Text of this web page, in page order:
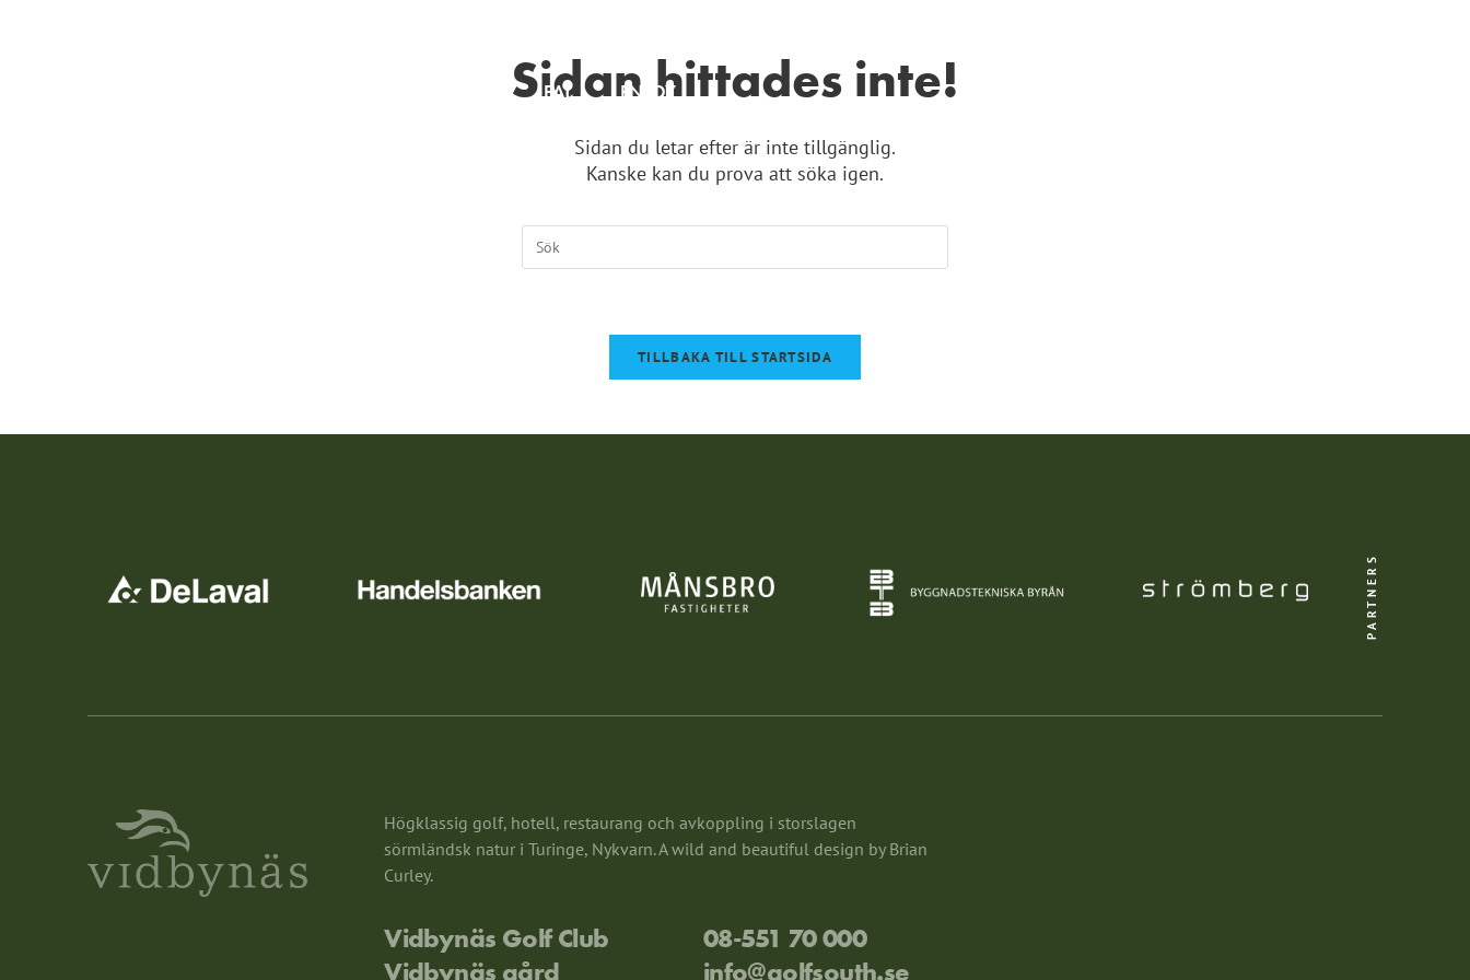
EAT ENJOY
Sidan hittades inte!
Sidan du letar efter är inte tillgänglig.
Kanske kan du prova att söka igen.
TILLBAKA TILL STARTSIDA
PARTNERS
Högklassig golf, hotell, restaurang och avkoppling i storslagen
sörmländsk natur i Turinge, Nykvarn. A wild and beautiful design by Brian
Curley.
Vidbynäs Golf Club
Vidbynäs gård
08-551 70 000
info@golfsouth.se